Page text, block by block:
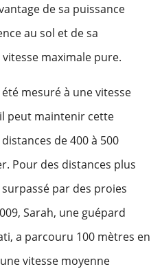
de sa puissance
au sol et de sa
maximale pure.
mesuré à une vitesse
peut maintenir cette
de 400 à 500
Pour des distances plus
par des proies
Sarah, une guépard
a parcouru 100 mètres en
vitesse moyenne